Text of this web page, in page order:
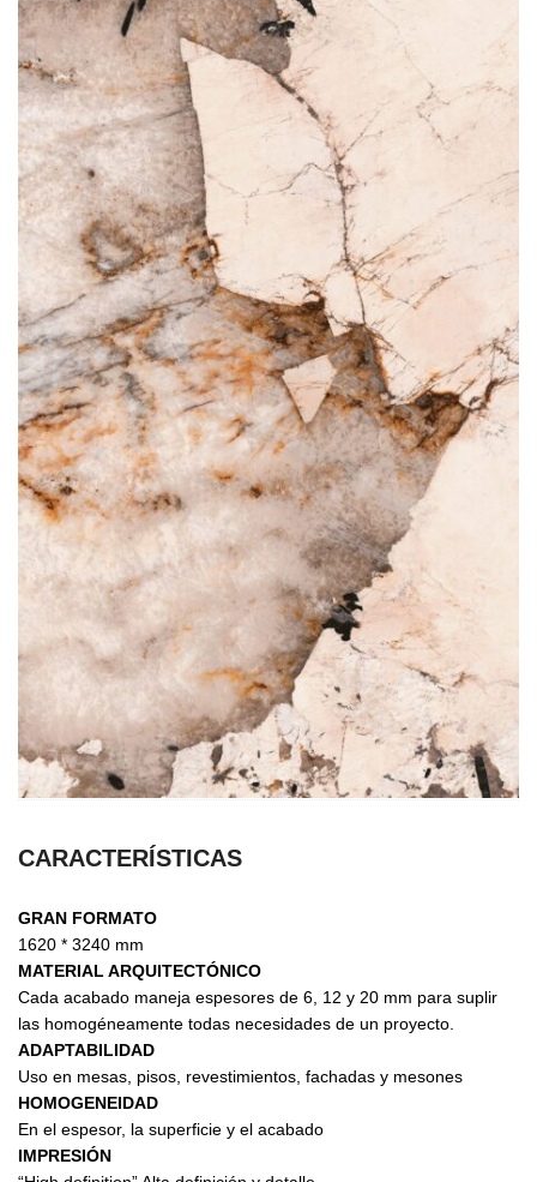
CARACTERÍSTICAS
GRAN FORMATO
1620 * 3240 mm
MATERIAL ARQUITECTÓNICO
Cada acabado maneja espesores de 6, 12 y 20 mm para suplir
las homogéneamente todas necesidades de un proyecto.
ADAPTABILIDAD
Uso en mesas, pisos, revestimientos, fachadas y mesones
HOMOGENEIDAD
En el espesor, la superficie y el acabado
IMPRESIÓN